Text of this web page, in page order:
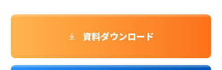
資料ダウンロード